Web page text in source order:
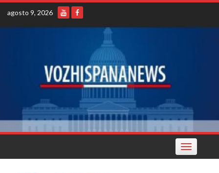
Skip
content
agosto 9, 2026
Toggle
navigation